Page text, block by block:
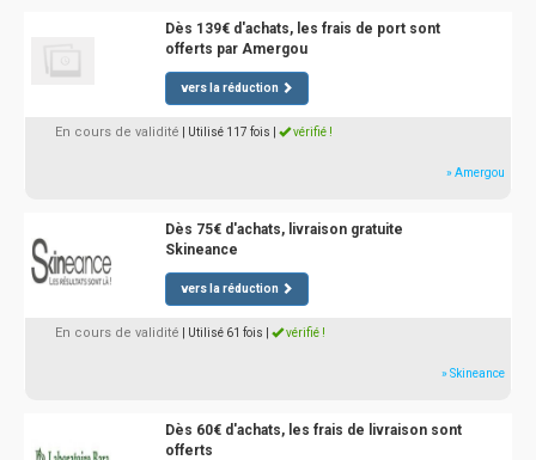
Dès 139€ d'achats, les frais de port sont
offerts par Amergou
vers la réduction
En cours de validité | Utilisé 117 fois vérifié !
» Amergou
Dès 75€ d'achats, livraison gratuite
Skineance
vers la réduction
En cours de validité | Utilisé 61 fois vérifié !
» Skineance
Dès 60€ d'achats, les frais de livraison sont
offerts